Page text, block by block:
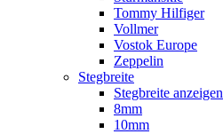
Tommy Hilfiger
Vollmer
Vostok Europe
Zeppelin
Stegbreite
Stegbreite anzeigen
8mm
10mm